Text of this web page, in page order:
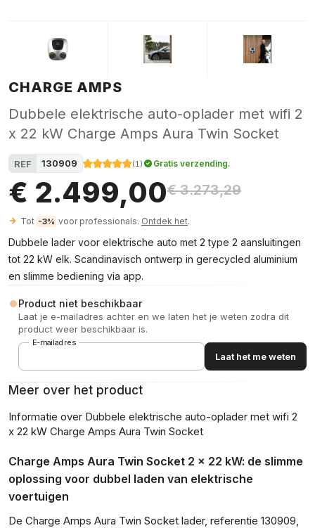
CHARGE AMPS
Dubbele elektrische auto-oplader met wifi 2
x 22 kW Charge Amps Aura Twin Socket
REF 130909 (1 ) Gratis verzending.
€ 2.499,00€ 3.273,29
Tot -3% voor professionals. Ontdek het.
Dubbele lader voor elektrische auto met 2 type 2 aansluitingen
tot 22 kW elk. Scandinavisch ontwerp in gerecycled aluminium
en slimme bediening via app.
Product niet beschikbaar
Laat je e-mailadres achter en we laten het je weten zodra dit
product weer beschikbaar is.
E-mailadres
Laat het me weten
Meer over het product
Informatie over Dubbele elektrische auto-oplader met wifi 2
x 22 kW Charge Amps Aura Twin Socket
Charge Amps Aura Twin Socket 2 x 22 kW: de slimme
oplossing voor dubbel laden van elektrische
voertuigen
De Charge Amps Aura Twin Socket lader, referentie 130909,